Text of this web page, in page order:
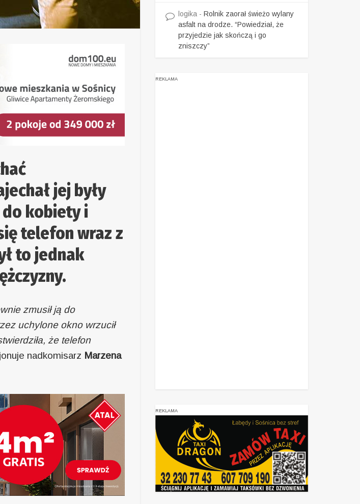
jej były
do kobiety i
telefon wraz z
to jednak
zmusił ją do
uchylone okno wrzucił
że telefon
nadkomisarz Marzena
logika - Rolnik zaorał świeżo wylany
asfalt na drodze. “Powiedział, że
przyjedzie jak skończą i go
zniszczy”
REKLAMA
REKLAMA